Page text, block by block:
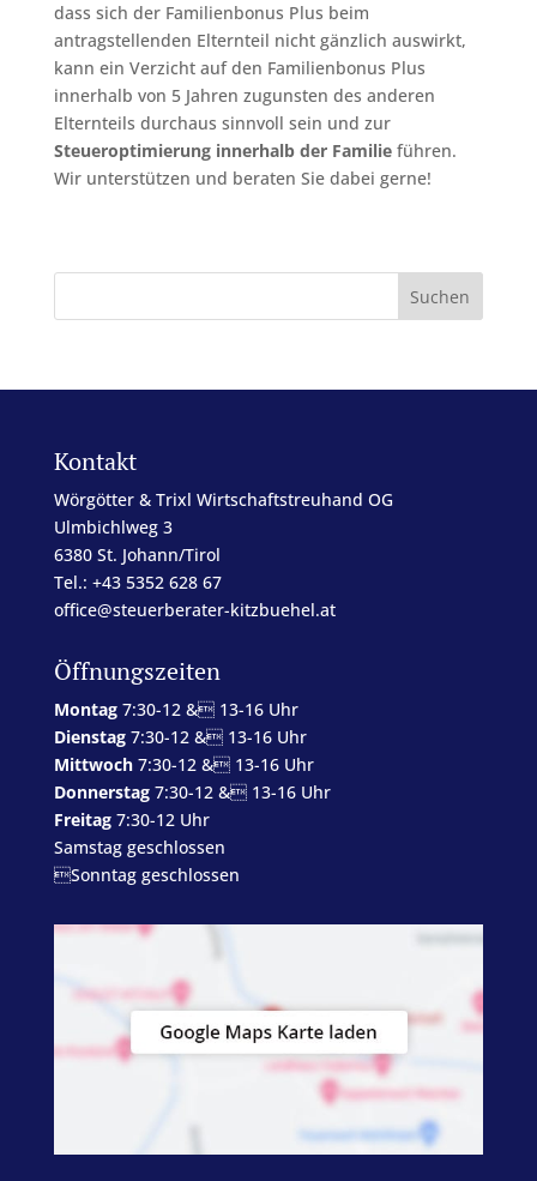
dass sich der Familienbonus Plus beim
antragstellenden Elternteil nicht gänzlich auswirkt,
kann ein Verzicht auf den Familienbonus Plus
innerhalb von 5 Jahren zugunsten des anderen
Elternteils durchaus sinnvoll sein und zur
Steueroptimierung innerhalb der Familieführen.
Wir unterstützen und beraten Sie dabei gerne!
Kontakt
Wörgötter & Trixl Wirtschaftstreuhand OG
Ulmbichlweg 3
6380 St. Johann/Tirol
Tel.: +43 5352 628 67
office@steuerberater-kitzbuehel.at
Öffnungszeiten
Montag7:30-12 & 13-16 Uhr
Dienstag7:30-12 & 13-16 Uhr
Mittwoch7:30-12 & 13-16 Uhr
Donnerstag7:30-12 & 13-16 Uhr
Freitag7:30-12 Uhr
Samstag geschlossen
Sonntag geschlossen